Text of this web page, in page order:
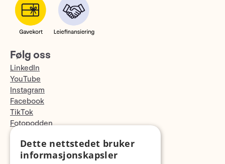
Følg oss
LinkedIn
YouTube
Instagram
Facebook
TikTok
Fotopodden
Med forbehold om skrive- og lagerfeil
Dette nettstedet bruker
informasjonskapsler